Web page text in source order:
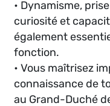
• Dynamisme,
curiosité et
également
fonction.
• Vous maîtrisez
connaissance de
au Grand-Duché